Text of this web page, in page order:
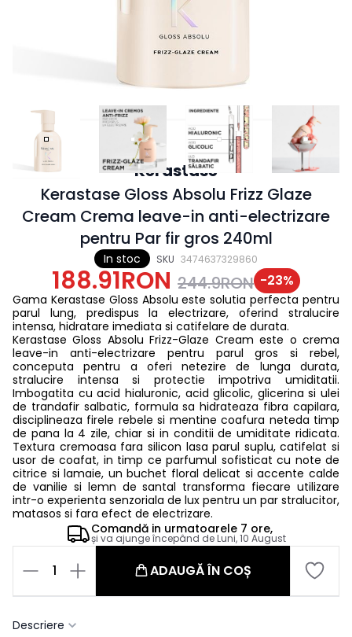
In stoc SKU 3474637329860
Kerastase
Kerastase Gloss Absolu Frizz Glaze
Cream Crema leave-in anti-electrizare
pentru Par fir gros 240ml
188.91RON 244.9RON -23%
Gama Kerastase Gloss Absolu este solutia perfecta pentru
parul lung, predispus la electrizare, oferind stralucire
intensa, hidratare imediata si catifelare de durata.
Kerastase Gloss Absolu Frizz-Glaze Cream este o crema
leave-in anti-electrizare pentru parul gros si rebel,
conceputa pentru a oferi netezire de lunga durata,
stralucire intensa si protectie impotriva umiditatii.
Imbogatita cu acid hialuronic, acid glicolic, glicerina si ulei
de trandafir salbatic, formula sa hidrateaza fibra capilara,
disciplineaza firele rebele si mentine coafura neteda timp
de pana la 4 zile, chiar si in conditii de umiditate ridicata.
Textura cremoasa fara silicon lasa parul suplu, catifelat si
usor de coafat, in timp ce parfumul sofisticat cu note de
citrice si lamaie, un buchet floral delicat si accente calde
de vanilie si lemn de santal transforma fiecare utilizare
intr-o experienta senzoriala de lux pentru un par stralucitor,
matasos si fara efect de electrizare.
Comandă in urmatoarele 7 ore,
și va ajunge începând deLuni, 10 August
1 ADAUGĂ ÎN COȘ
Descriere